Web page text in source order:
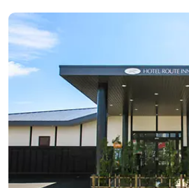
がら、充実した伊勢の一日を...